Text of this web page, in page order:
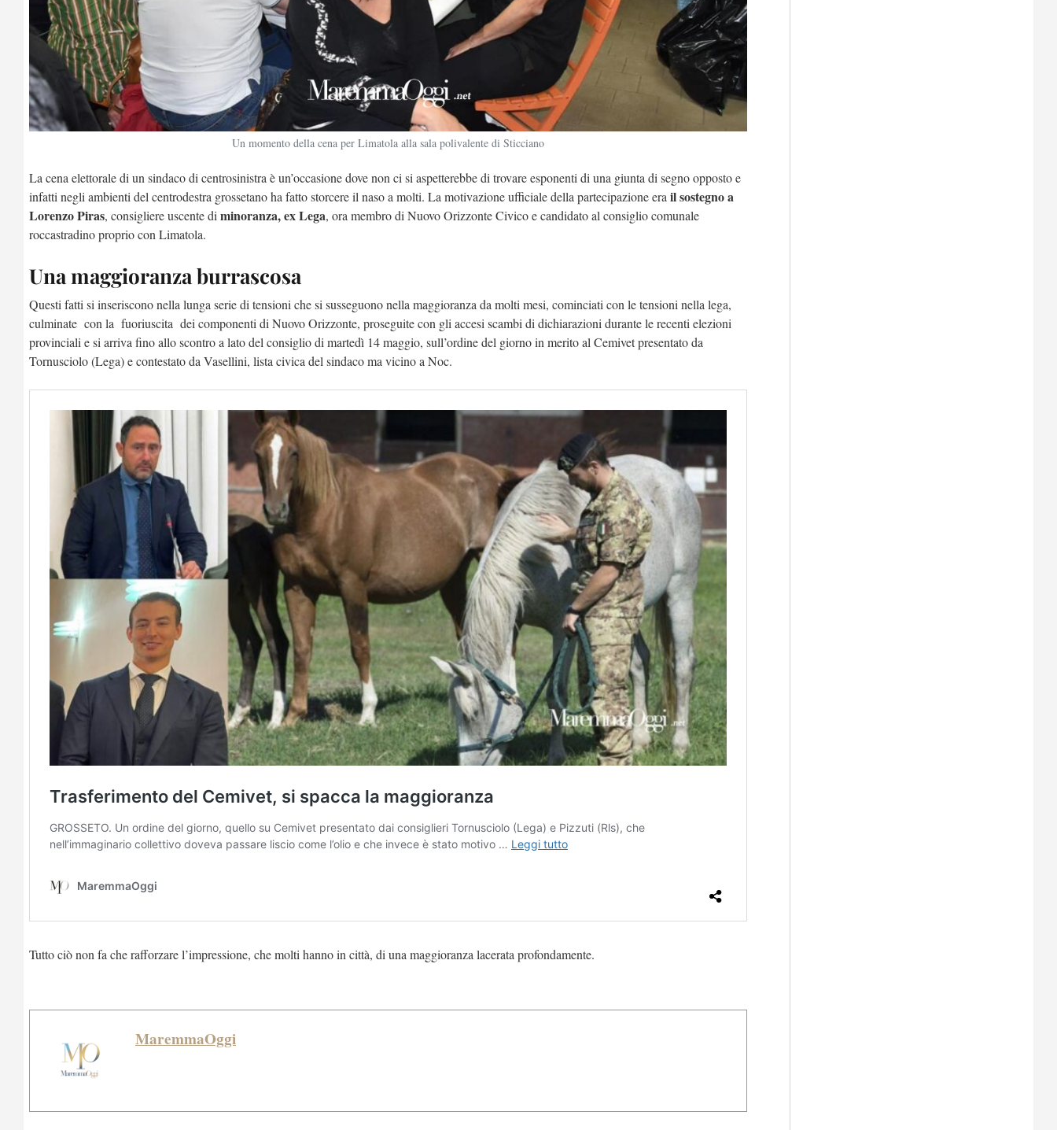
Un momento della cena per Limatola alla sala polivalente di Sticciano
La cena elettorale di un sindaco di centrosinistra è un’occasione dove non ci si aspetterebbe di trovare esponenti di una giunta di segno opposto e
infatti negli ambienti del centrodestra grossetano ha fatto storcere il naso a molti. La motivazione ufficiale della partecipazione erail sostegno a
Lorenzo Piras, consigliere uscente diminoranza, ex Lega, ora membro di Nuovo Orizzonte Civico e candidato al consiglio comunale
roccastradino proprio con Limatola.
Una maggioranza burrascosa
Questi fatti si inseriscono nella lunga serie di tensioni che si susseguono nella maggioranza da molti mesi, cominciati con le tensioni nella lega,
culminate con la fuoriuscita dei componenti di Nuovo Orizzonte, proseguite con gli accesi scambi di dichiarazioni durante le recenti elezioni
provinciali e si arriva fino allo scontro a lato del consiglio di martedì 14 maggio, sull’ordine del giorno in merito al Cemivet presentato da
Tornusciolo (Lega) e contestato da Vasellini, lista civica del sindaco ma vicino a Noc.
Tutto ciò non fa che rafforzare l’impressione, che molti hanno in città, di una maggioranza lacerata profondamente.
MaremmaOggi